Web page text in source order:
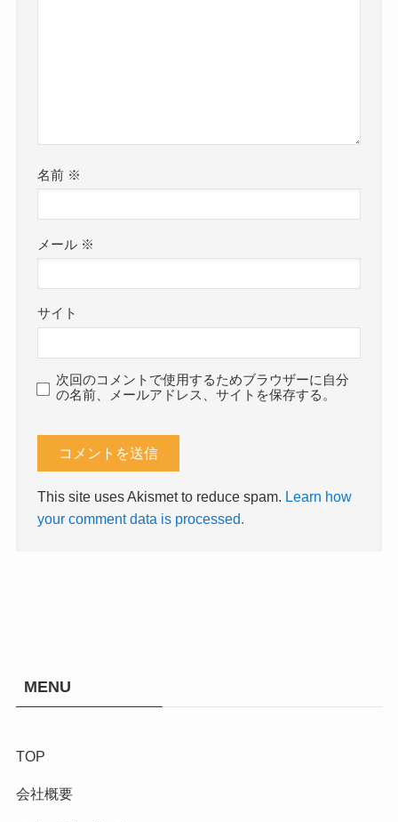
名前 ※
メール ※
サイト
次回のコメントで使用するためブラウザーに自分
の名前、メールアドレス、サイトを保存する。
This site uses Akismet to reduce spam. Learn how
your comment data is processed.
MENU
TOP
会社概要